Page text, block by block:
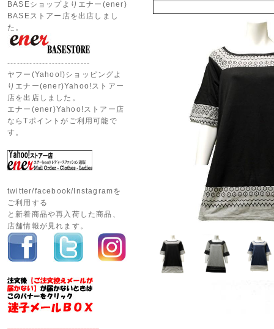
BASEショップよりエナー(ener)
BASEストアー店を出店しまし
た。
--------------------------
ヤフー(Yahoo!)ショッピングよ
りエナー(ener)Yahoo!ストアー
店を出店しました。
エナー(ener)Yahoo!ストアー店
ならTポイントがご利用可能で
す。
twitter/facebook/Instagramを
ご利用する
と新着商品や再入荷した商品、
店舗情報が見れます。